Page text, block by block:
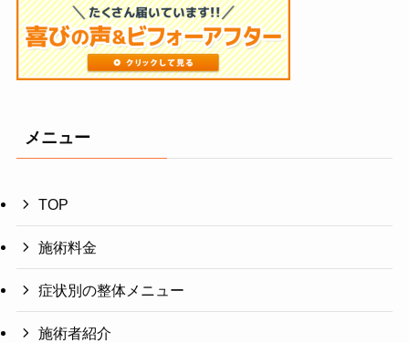
メニュー
TOP
施術料金
症状別の整体メニュー
施術者紹介